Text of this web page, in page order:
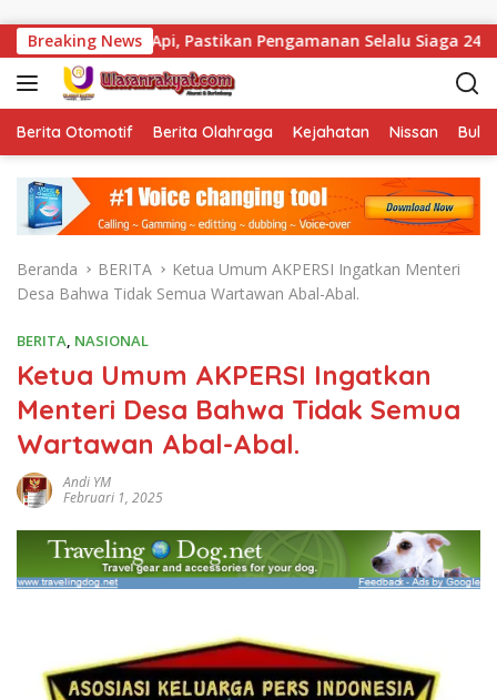
Breaking News
Api, Pastikan Pengamanan Selalu Siaga 24 Jam
Berita Otomotif Berita Olahraga Kejahatan Nissan
Beranda BERITA
Ketua Umum AKPERSI Ingatkan Menteri
Desa Bahwa Tidak Semua Wartawan Abal-Abal.
BERITA, NASIONAL
Ketua Umum AKPERSI Ingatkan
Menteri Desa Bahwa Tidak Semua
Wartawan Abal-Abal.
Andi YM
Februari 1, 2025